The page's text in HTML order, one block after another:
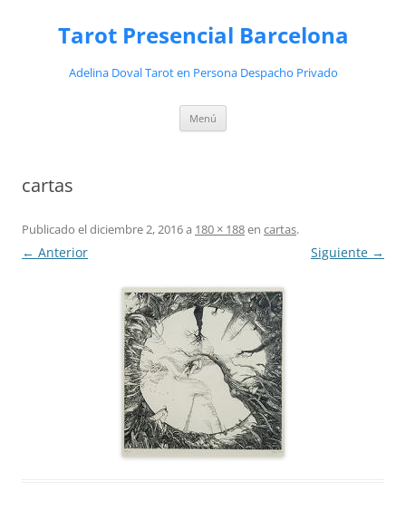
contenidoTarot Presencial Barcelona
Adelina Doval Tarot en Persona Despacho Privado
Menú
cartas
Publicado eldiciembre 2, 2016a 180 × 188en cartas.
← Anterior Siguiente →